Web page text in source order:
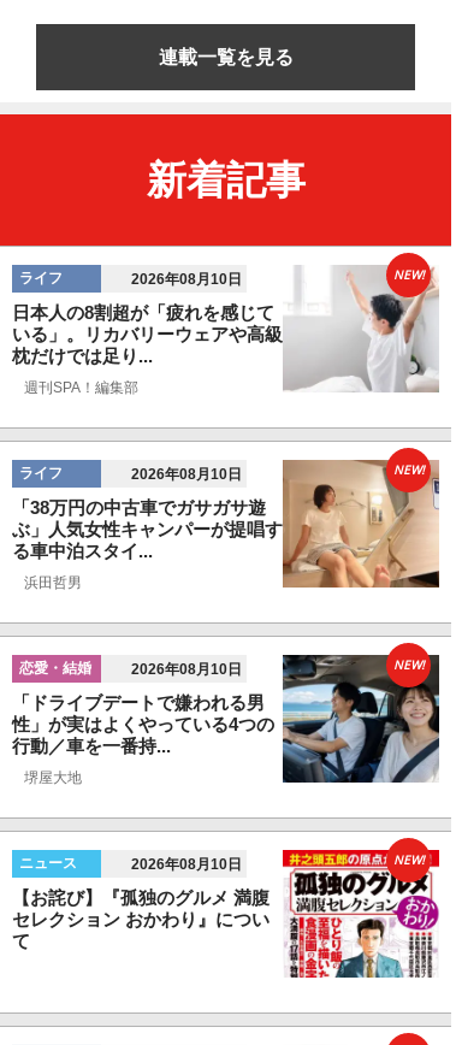
連載一覧を見る
新着記事
ライフ 2026年08月10日
日本人の8割超が「疲れを感じて
いる」。リカバリーウェアや高級
枕だけでは足り...
週刊SPA！編集部
NEW!
ライフ 2026年08月10日
「38万円の中古車でガサガサ遊
ぶ」人気女性キャンパーが提唱す
る車中泊スタイ...
浜田哲男
NEW!
恋愛・結婚 2026年08月10日
「ドライブデートで嫌われる男
性」が実はよくやっている4つの
行動／車を一番持...
堺屋大地
NEW!
ニュース 2026年08月10日
【お詫び】『孤独のグルメ 満腹
セレクション おかわり』につい
て
NEW!